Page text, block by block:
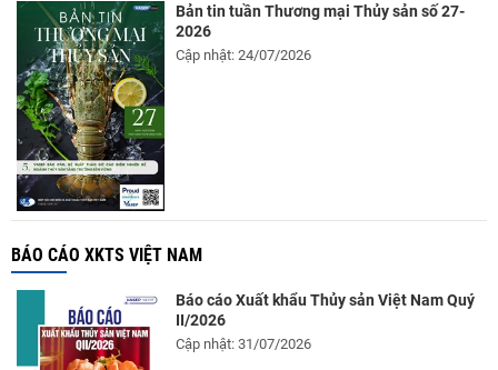
Bản tin tuần Thương mại Thủy sản số 27-
2026
Cập nhật: 24/07/2026
BÁO CÁO XKTS VIỆT NAM
Báo cáo Xuất khẩu Thủy sản Việt Nam Quý
II/2026
Cập nhật: 31/07/2026